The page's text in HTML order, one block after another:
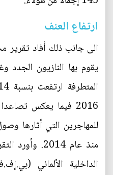
ارتفاع العنف
الى جانب ذلك أفاد تقرير
يقوم بها النازيون الجدد
2016 فيما يعكس
للمهاجرين التي أثارها
منذ عام 2014.